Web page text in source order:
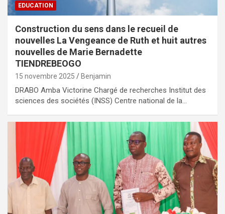
EDUCATION
Construction du sens dans le recueil de
nouvelles La Vengeance de Ruth et huit autres
nouvelles de Marie Bernadette
TIENDREBEOGO
15 novembre 2025 Benjamin
DRABO Amba Victorine Chargé de recherches Institut des
sciences des sociétés (INSS) Centre national de la…